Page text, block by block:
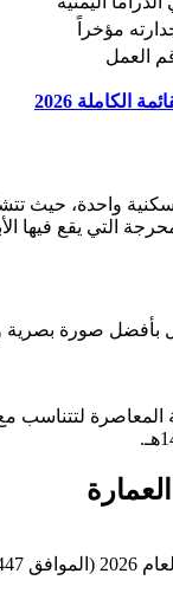
مؤخراً
العمل
2026
واحدة، حيث
التي يقع فيها
صورة بصرية
المعاصرة لتتناسب